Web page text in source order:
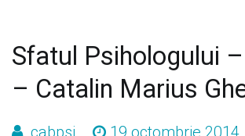
Sfatul Psihologului
– Catalin Marius
cabpsi 19 octombrie 2014